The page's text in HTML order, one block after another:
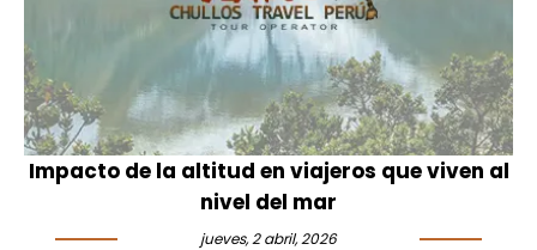
Impacto de la altitud en viajeros que viven al
nivel del mar
jueves, 2 abril, 2026